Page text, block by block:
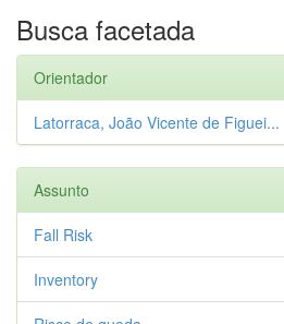
Busca facetada
Orientador
Latorraca, João Vicente de Figuei...
Assunto
Fall Risk
Inventory